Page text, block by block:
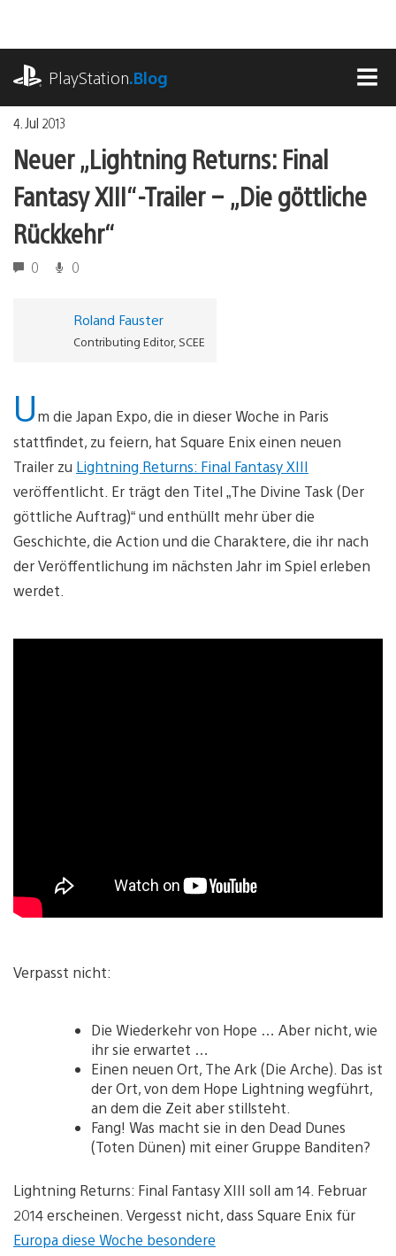
springen
PlayStation.Blog
4. Jul 2013
Neuer „Lightning Returns: Final
Fantasy XIII“-Trailer – „Die göttliche
Rückkehr“
0 0
Roland Fauster
Contributing Editor, SCEE
Um die Japan Expo, die in dieser Woche in Paris
stattfindet, zu feiern, hat Square Enix einen neuen
Trailer zu Lightning Returns: Final Fantasy XIII
veröffentlicht. Er trägt den Titel „The Divine Task (Der
göttliche Auftrag)“ und enthüllt mehr über die
Geschichte, die Action und die Charaktere, die ihr nach
der Veröffentlichung im nächsten Jahr im Spiel erleben
werdet.
Verpasst nicht:
Die Wiederkehr von Hope … Aber nicht, wie
ihr sie erwartet …
Einen neuen Ort, The Ark (Die Arche). Das ist
der Ort, von dem Hope Lightning wegführt,
an dem die Zeit aber stillsteht.
Fang! Was macht sie in den Dead Dunes
(Toten Dünen) mit einer Gruppe Banditen?
Lightning Returns: Final Fantasy XIII soll am 14. Februar
2014 erscheinen. Vergesst nicht, dass Square Enix für
Europa diese Woche besondere